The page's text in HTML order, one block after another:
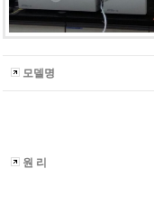
모델명
원 리